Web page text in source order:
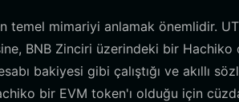
temel mimariyi anlamak önemlidir.
BNB Zinciri üzerindeki bir Hachiko
bakiyesi gibi çalıştığı ve akıllı
bir EVM token'ı olduğu için